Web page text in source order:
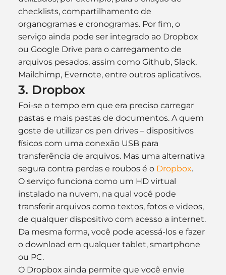
checklists, compartilhamento de
organogramas e cronogramas. Por fim, o
serviço ainda pode ser integrado ao Dropbox
ou Google Drive para o carregamento de
arquivos pesados, assim como Github, Slack,
Mailchimp, Evernote, entre outros aplicativos.
3. Dropbox
Foi-se o tempo em que era preciso carregar
pastas e mais pastas de documentos. A quem
goste de utilizar os pen drives – dispositivos
físicos com uma conexão USB para
transferência de arquivos. Mas uma alternativa
segura contra perdas e roubos é o Dropbox.
O serviço funciona como um HD virtual
instalado na nuvem, na qual você pode
transferir arquivos como textos, fotos e videos,
de qualquer dispositivo com acesso a internet.
Da mesma forma, você pode acessá-los e fazer
o download em qualquer tablet, smartphone
ou PC.
O Dropbox ainda permite que você envie